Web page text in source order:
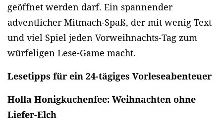
geöffnet werden darf. Ein spannender
adventlicher Mitmach-Spaß, der mit wenig Text
und viel Spiel jeden Vorweihnachts-Tag zum
würfeligen Lese-Game macht.
Lesetipps für ein 24-tägiges Vorleseabenteuer
Holla Honigkuchenfee: Weihnachten ohne
Liefer-Elch